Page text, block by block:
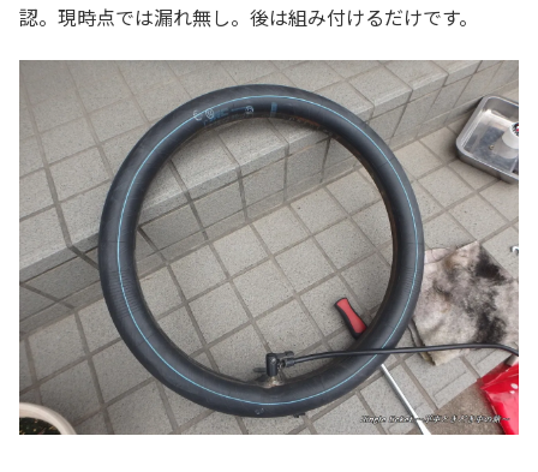
認。現時点では漏れ無し。後は組み付けるだけです。